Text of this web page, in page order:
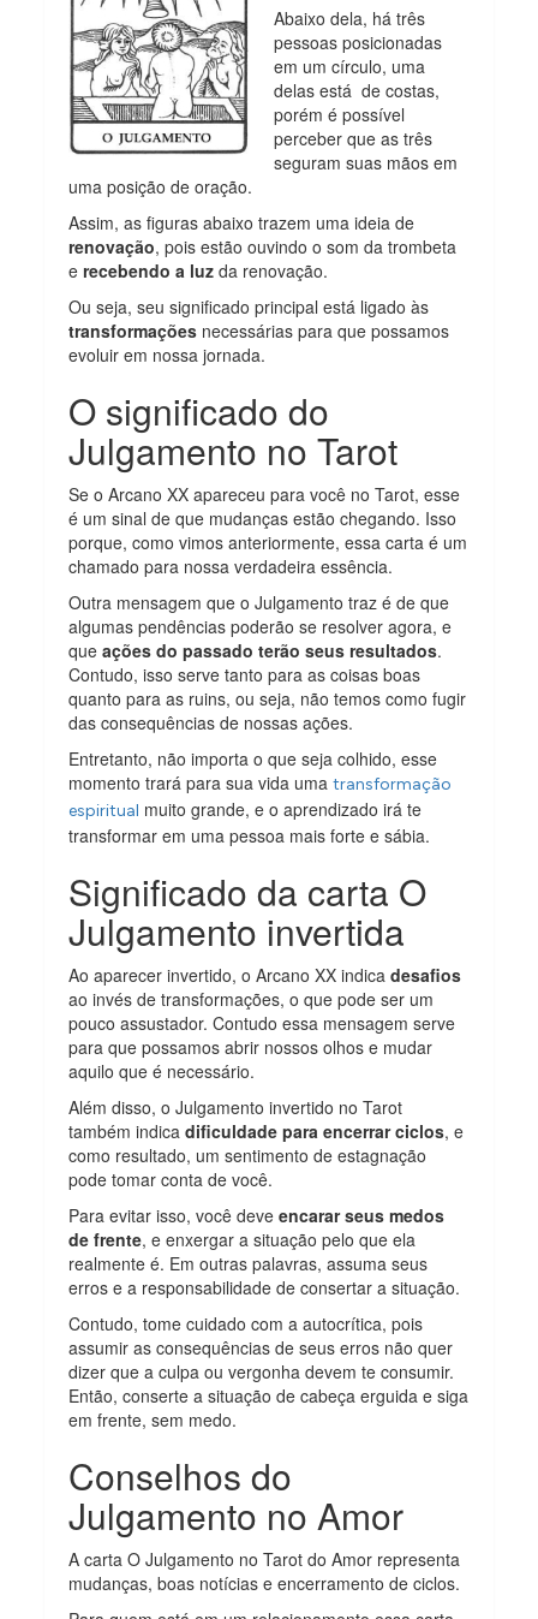
Abaixo dela, há três
pessoas posicionadas
em um círculo, uma
delas está de costas,
porém é possível
perceber que as três
seguram suas mãos em
uma posição de oração.
Assim, as figuras abaixo trazem uma ideia de
renovação, pois estão ouvindo o som da trombeta
erecebendo a luz da renovação.
Ou seja, seu significado principal está ligado às
transformações necessárias para que possamos
evoluir em nossa jornada.
O significado do
Julgamento no Tarot
Se o Arcano XX apareceu para você no Tarot, esse
é um sinal de que mudanças estão chegando. Isso
porque, como vimos anteriormente, essa carta é um
chamado para nossa verdadeira essência.
Outra mensagem que o Julgamento traz é de que
algumas pendências poderão se resolver agora, e
queações do passado terão seus resultados.
Contudo, isso serve tanto para as coisas boas
quanto para as ruins, ou seja, não temos como fugir
das consequências de nossas ações.
Entretanto, não importa o que seja colhido, esse
momento trará para sua vida umatransformação
espiritual muito grande, e o aprendizado irá te
transformar em uma pessoa mais forte e sábia.
Significado da carta O
Julgamento invertida
Ao aparecer invertido, o Arcano XX indicadesafios
ao invés de transformações, o que pode ser um
pouco assustador. Contudo essa mensagem serve
para que possamos abrir nossos olhos e mudar
aquilo que é necessário.
Além disso, o Julgamento invertido no Tarot
também indicadificuldade para encerrar ciclos, e
como resultado, um sentimento de estagnação
pode tomar conta de você.
Para evitar isso, você deveencarar seus medos
de frente, e enxergar a situação pelo que ela
realmente é. Em outras palavras, assuma seus
erros e a responsabilidade de consertar a situação.
Contudo, tome cuidado com a autocrítica, pois
assumir as consequências de seus erros não quer
dizer que a culpa ou vergonha devem te consumir.
Então, conserte a situação de cabeça erguida e siga
em frente, sem medo.
Conselhos do
Julgamento no Amor
A carta O Julgamento no Tarot do Amor representa
mudanças, boas notícias e encerramento de ciclos.